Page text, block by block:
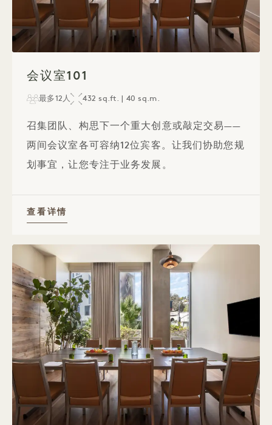
会议室101
最多12人 432 sq.ft. | 40 sq.m.
召集团队、构思下一个重大创意或敲定交易——
两间会议室各可容纳12位宾客。让我们协助您规
划事宜，让您专注于业务发展。
查看详情